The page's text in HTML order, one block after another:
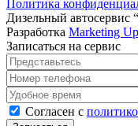
Политика
Дизельный автосервис
Разработка Marketing Up
Записаться на сервис
Представьтесь
Номер телефона
Удобное время
Согласен с политикой
Согласен с